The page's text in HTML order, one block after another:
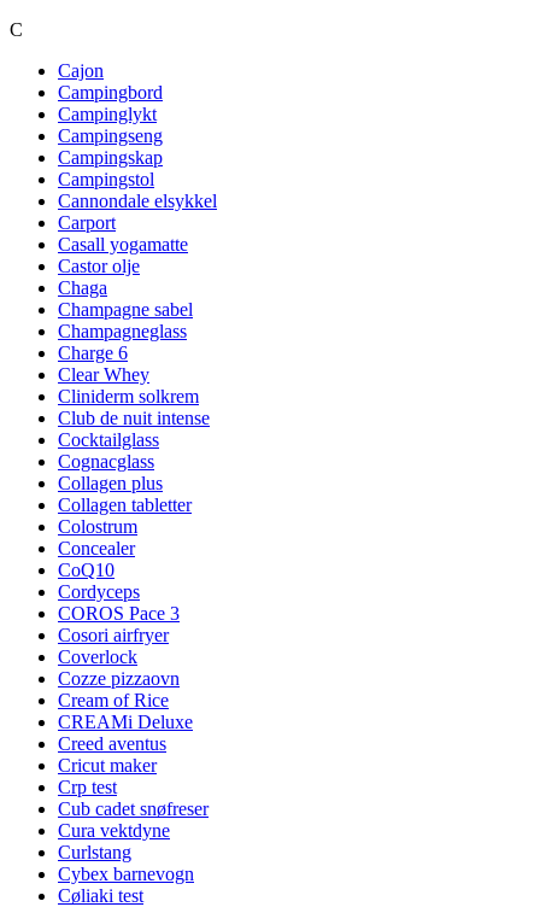
C
Cajon
Campingbord
Campinglykt
Campingseng
Campingskap
Campingstol
Cannondale elsykkel
Carport
Casall yogamatte
Castor olje
Chaga
Champagne sabel
Champagneglass
Charge 6
Clear Whey
Cliniderm solkrem
Club de nuit intense
Cocktailglass
Cognacglass
Collagen plus
Collagen tabletter
Colostrum
Concealer
CoQ10
Cordyceps
COROS Pace 3
Cosori airfryer
Coverlock
Cozze pizzaovn
Cream of Rice
CREAMi Deluxe
Creed aventus
Cricut maker
Crp test
Cub cadet snøfreser
Cura vektdyne
Curlstang
Cybex barnevogn
Cøliaki test